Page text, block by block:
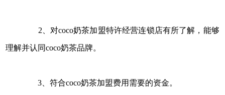
2、对coco奶茶加盟特许经营连锁店有所了解，能够
理解并认同coco奶茶品牌。
3、符合coco奶茶加盟费用需要的资金。